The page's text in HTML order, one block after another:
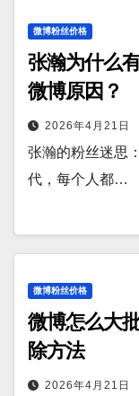
微博粉丝价格
张瀚为什么
微博原因？
2026年4月21日
张瀚的粉丝迷思
代，每个人都…
微博粉丝价格
微博怎么大
除方法
2026年4月21日